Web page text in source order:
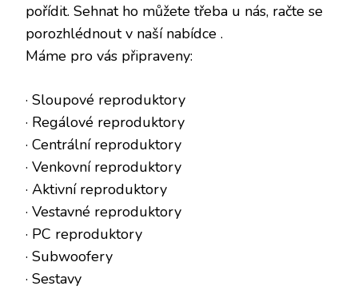
pořídit. Sehnat ho můžete třeba u nás, račte se
porozhlédnout v naší nabídce .
Máme pro vás připraveny:
· Sloupové reproduktory
· Regálové reproduktory
· Centrální reproduktory
· Venkovní reproduktory
· Aktivní reproduktory
· Vestavné reproduktory
· PC reproduktory
· Subwoofery
· Sestavy